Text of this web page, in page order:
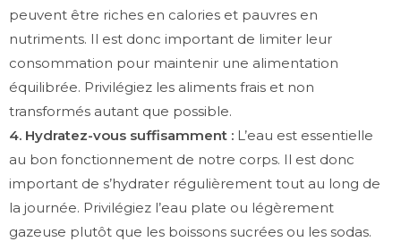
peuvent être riches en calories et pauvres en
nutriments. Il est donc important de limiter leur
consommation pour maintenir une alimentation
équilibrée. Privilégiez les aliments frais et non
transformés autant que possible.
4. Hydratez-vous suffisamment : L’eau est essentielle
au bon fonctionnement de notre corps. Il est donc
important de s’hydrater régulièrement tout au long de
la journée. Privilégiez l’eau plate ou légèrement
gazeuse plutôt que les boissons sucrées ou les sodas.